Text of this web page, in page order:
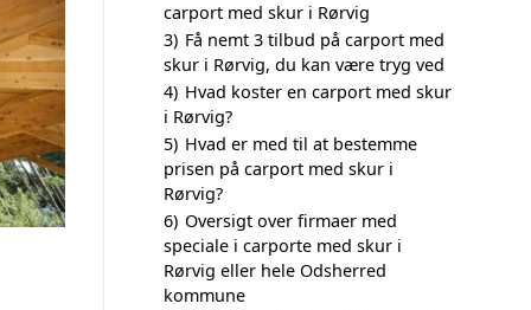
carport med skur i Rørvig
3) Få nemt 3 tilbud på carport med
skur i Rørvig, du kan være tryg ved
4) Hvad koster en carport med skur
i Rørvig?
5) Hvad er med til at bestemme
prisen på carport med skur i
Rørvig?
6) Oversigt over firmaer med
speciale i carporte med skur i
Rørvig eller hele Odsherred
kommune